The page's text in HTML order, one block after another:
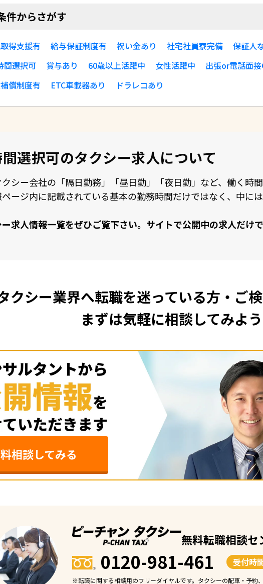
件からさがす
得支援有 給与保証制度有 祝い金あり 社宅社員寮完備 保証人
間選択可 賞与あり 60歳以上活躍中 女性活躍中 出張or電話面
償制度有 ETC車載器あり ドラレコあり
選択可のタクシー求人について
シー会社の「隔⽇勤務」「昼⽇勤」「夜⽇勤」など、働く時
ージ内に記載されている基本の勤務時間だけではなく、中に
求⼈情報⼀覧をぜひご覧下さい。サイトで公開中の求⼈だけ
クシー業界へ転職を迷っている方・ご
まずは気軽に相談してみよう
相談してみる
無料転職相談セ
0120-981-461 受付時
※転職に関する相談用のフリーダイヤルです。タクシーの配車・予約